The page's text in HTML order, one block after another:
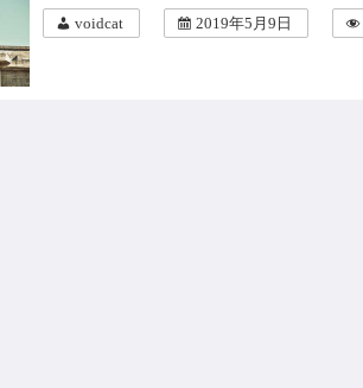
voidcat
2019年5月9日